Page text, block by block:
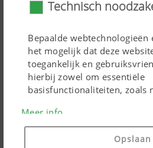
Technisch
Bepaalde webtechnologieën
het mogelijk dat deze
toegankelijk en
hierbij zowel om essentiële
basisfunctionaliteiten, zoals
internetbrowser of het
toestemming. Zonder de
webtechnologieën en
Meer info
Opslaan